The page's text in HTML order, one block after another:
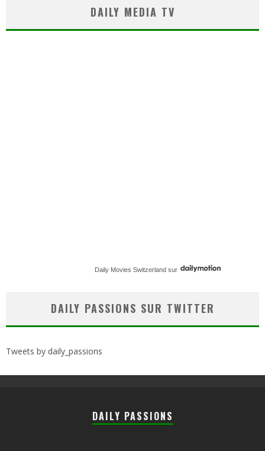
DAILY MEDIA TV
Daily Movies Switzerland sur
DAILY PASSIONS SUR TWITTER
Tweets by daily_passions
DAILY PASSIONS